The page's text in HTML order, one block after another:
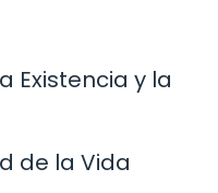
Existencia y la
de la Vida